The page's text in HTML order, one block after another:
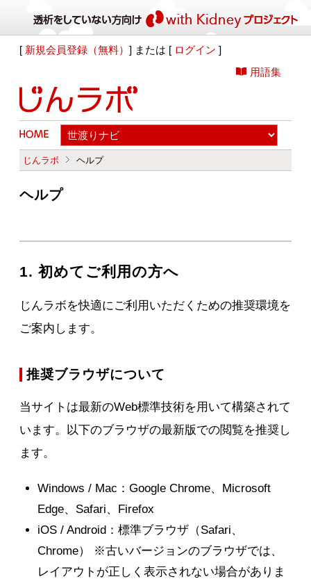
[ 新規会員登録（無料）] または [ ログイン ]
用語集
じんラボ ヘルプ
ヘルプ
1. 初めてご利用の方へ
じんラボを快適にご利用いただくための推奨環境を
ご案内します。
推奨ブラウザについて
当サイトは最新のWeb標準技術を用いて構築されて
います。以下のブラウザの最新版での閲覧を推奨し
ます。
Windows / Mac：Google Chrome、Microsoft
Edge、Safari、Firefox
iOS / Android：標準ブラウザ（Safari、
Chrome） ※古いバージョンのブラウザでは、
レイアウトが正しく表示されない場合がありま